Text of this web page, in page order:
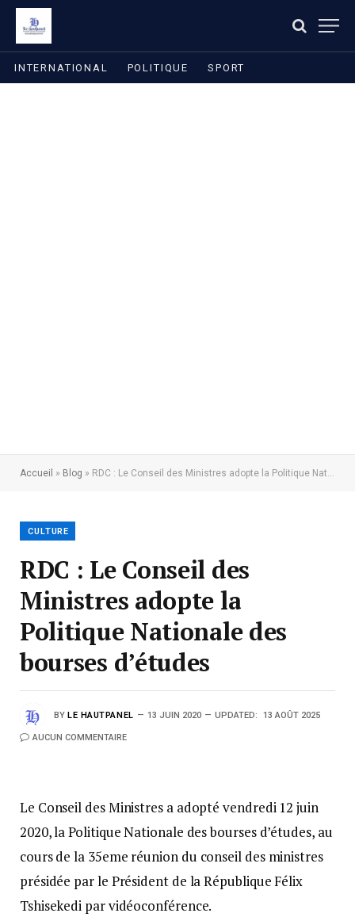
INTERNATIONAL POLITIQUE SPORT
Accueil » Blog » RDC : Le Conseil des Ministres adopte la Politique Nationale des bourses d’études
CULTURE
RDC : Le Conseil des
Ministres adopte la
Politique Nationale des
bourses d’études
BY LE HAUTPANEL 13 JUIN 2020 UPDATED: 13 AOÛT 2025
AUCUN COMMENTAIRE
Le Conseil des Ministres a adopté vendredi 12 juin
2020, la Politique Nationale des bourses d’études, au
cours de la 35eme réunion du conseil des ministres
présidée par le Président de la République Félix
Tshisekedi par vidéoconférence.